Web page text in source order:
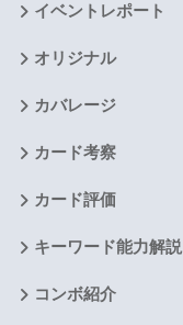
イベントレポート
オリジナル
カバレージ
カード考察
カード評価
キーワード能力解説
コンボ紹介